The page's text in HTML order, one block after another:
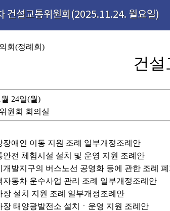
건설교통위원회(2025.11.24. 월요일)
회(정례회)
건
24일(월)
원회 회의실
장애인 이동 지원 조례 일부개정조례안
안전 체험시설 설치 및 운영 지원 조례안
개발지구의 버스노선 공영화 등에 관한 조례
자동차 운수사업 관리 조례 일부개정조례안
장 설치 지원 조례 일부개정조례안
장 태양광발전소 설치ㆍ운영 지원 조례안